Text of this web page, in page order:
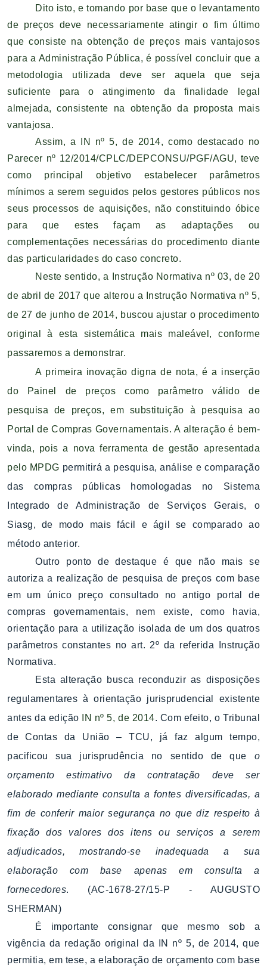
Dito isto, e tomando por base que o levantamento
de preços deve necessariamente atingir o fim último
que consiste na obtenção de preços mais vantajosos
para a Administração Pública, é possível concluir que a
metodologia utilizada deve ser aquela que seja
suficiente para o atingimento da finalidade legal
almejada, consistente na obtenção da proposta mais
vantajosa.
Assim, a IN nº 5, de 2014, como destacado no
Parecer nº 12/2014/CPLC/DEPCONSU/PGF/AGU, teve
como principal objetivo estabelecer parâmetros
mínimos a serem seguidos pelos gestores públicos nos
seus processos de aquisições, não constituindo óbice
para que estes façam as adaptações ou
complementações necessárias do procedimento diante
das particularidades do caso concreto.
Neste sentido, a Instrução Normativa nº 03, de 20
de abril de 2017 que alterou a Instrução Normativa nº 5,
de 27 de junho de 2014, buscou ajustar o procedimento
original à esta sistemática mais maleável, conforme
passaremos a demonstrar.
A primeira inovação digna de nota, é a inserção
do Painel de preços como parâmetro válido de
pesquisa de preços, em substituição à pesquisa ao
Portal de Compras Governamentais. A alteração é bem-
vinda, pois a nova ferramenta de gestão apresentada
pelo MPDG permitirá a pesquisa, análise e comparação
das compras públicas homologadas no Sistema
Integrado de Administração de Serviços Gerais, o
Siasg, de modo mais fácil e ágil se comparado ao
método anterior.
Outro ponto de destaque é que não mais se
autoriza a realização de pesquisa de preços com base
em um único preço consultado no antigo portal de
compras governamentais, nem existe, como havia,
orientação para a utilização isolada de um dos quatros
parâmetros constantes no art. 2º da referida Instrução
Normativa.
Esta alteração busca reconduzir as disposições
regulamentares à orientação jurisprudencial existente
antes da edição
IN nº 5, de 2014. Com efeito, o Tribunal
de Contas da União – TCU, já faz algum tempo,
pacificou sua jurisprudência no sentido de que o
orçamento estimativo da contratação deve ser
elaborado mediante consulta a fontes diversificadas, a
fim de conferir maior segurança no que diz respeito à
fixação dos valores dos itens ou serviços a serem
adjudicados, mostrando-se inadequada a sua
elaboração com base apenas em consulta a
fornecedores. (AC-1678-27/15-P - AUGUSTO
SHERMAN)
É importante consignar que mesmo sob a
vigência da redação original da IN nº 5, de 2014, que
permitia, em tese, a elaboração de orçamento com base